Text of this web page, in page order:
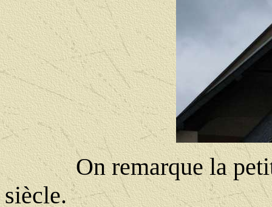
On remarque la
siècle.